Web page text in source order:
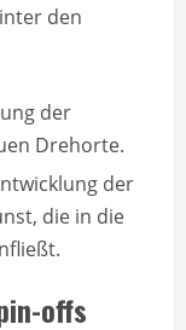
den
der
Drehorte.
der
die in die
offs